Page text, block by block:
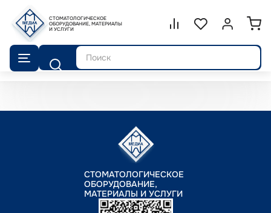
СТОМАТОЛОГИЧЕСКОЕ
ОБОРУДОВАНИЕ, МАТЕРИАЛЫ
И УСЛУГИ
Сравнение.
СписокВойти или
Поиск
СТОМАТОЛОГИЧЕСКОЕ
ОБОРУДОВАНИЕ,
МАТЕРИАЛЫ И УСЛУГИ